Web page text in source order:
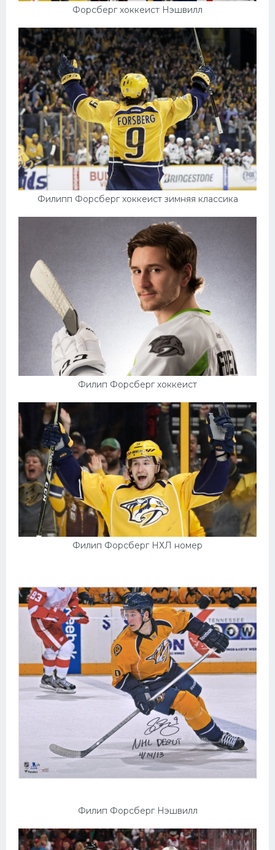
Форсберг хоккеист Нэшвилл
Филипп Форсберг хоккеист зимняя классика
Филип Форсберг хоккеист
Филип Форсберг НХЛ номер
Филип Форсберг Нэшвилл